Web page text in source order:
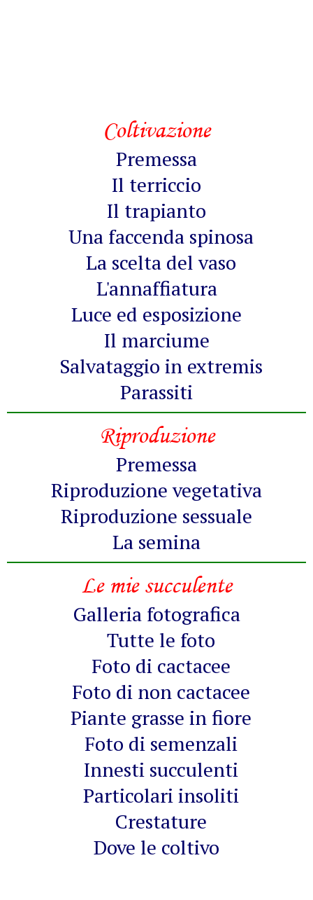
Coltivazione
Premessa
Il terriccio
Il trapianto
Una faccenda spinosa
La scelta del vaso
L'annaffiatura
Luce ed esposizione
Il marciume
Salvataggio in extremis
Parassiti
Riproduzione
Premessa
Riproduzione vegetativa
Riproduzione sessuale
La semina
Le mie succulente
Galleria fotografica
Tutte le foto
Foto di cactacee
Foto di non cactacee
Piante grasse in fiore
Foto di semenzali
Innesti succulenti
Particolari insoliti
Crestature
Dove le coltivo